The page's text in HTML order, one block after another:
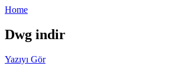
Home
Dwg indir
Yazıyı Gör